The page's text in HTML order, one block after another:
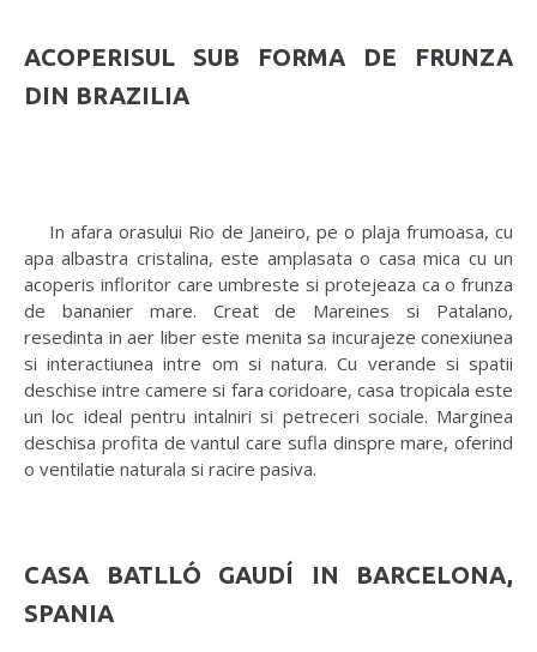
ACOPERISUL SUB FORMA DE FRUNZA
DIN BRAZILIA
In afara orasului Rio de Janeiro, pe o plaja frumoasa, cu
apa albastra cristalina, este amplasata o casa mica cu un
acoperis infloritor care umbreste si protejeaza ca o frunza
de bananier mare. Creat de Mareines si Patalano,
resedinta in aer liber este menita sa incurajeze conexiunea
si interactiunea intre om si natura. Cu verande si spatii
deschise intre camere si fara coridoare, casa tropicala este
un loc ideal pentru intalniri si petreceri sociale. Marginea
deschisa profita de vantul care sufla dinspre mare, oferind
o ventilatie naturala si racire pasiva.
CASA BATLLÓ GAUDÍ IN BARCELONA,
SPANIA